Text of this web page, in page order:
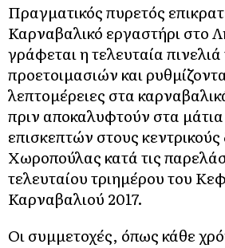
Πραγματικός πυρετός
Καρναβαλικό εργαστήρι στο
γράφεται η τελευταία
προετοιμασιών και
λεπτομέρειες στα
πριν αποκαλυφτούν στα
επισκεπτών στους
Χωροπούλας κατά τις
τελευταίου τριημέρου του
Καρναβαλιού 2017.
Οι συμμετοχές, όπως κάθε